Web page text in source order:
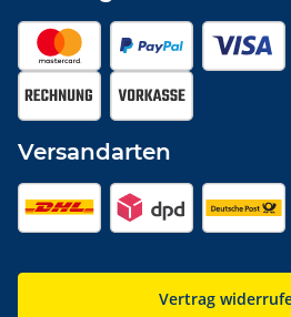
Versandarten
Vertrag